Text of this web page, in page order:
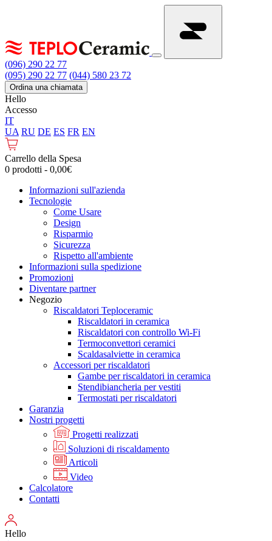
(096) 290 22 77
(095) 290 22 77 (044) 580 23 72
Ordina una chiamata
Hello
Accesso
IT
UA RU DE ES FR EN
Carrello della Spesa
0 prodotti - 0,00€
Informazioni sull'azienda
Tecnologie
Come Usare
Design
Risparmio
Sicurezza
Rispetto all'ambiente
Informazioni sulla spedizione
Promozioni
Diventare partner
Negozio
Riscaldatori Teploceramic
Riscaldatori in ceramica
Riscaldatori con controllo Wi-Fi
Termoconvettori ceramici
Scaldasalviette in ceramica
Accessori per riscaldatori
Gambe per riscaldatori in ceramica
Stendibiancheria per vestiti
Termostati per riscaldatori
Garanzia
Nostri progetti
Progetti realizzati
Soluzioni di riscaldamento
Articoli
Video
Calcolatore
Contatti
Hello